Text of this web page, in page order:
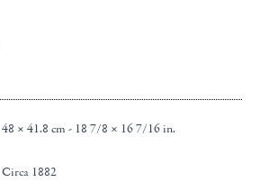
48 × 41.8 cm - 18 7/8 × 16 7/16 in.
Circa 1882